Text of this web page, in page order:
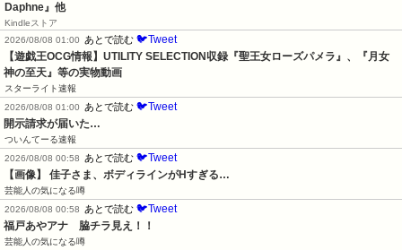
Daphne』他
Kindleストア
2026/08/08 01:00
あとで読む 🐦Tweet
【遊戯王OCG情報】UTILITY SELECTION収録『聖王女ローズパメラ』、『月女
神の至天』等の実物動画
スターライト速報
2026/08/08 01:00
あとで読む 🐦Tweet
開示請求が届いた…
ついんてーる速報
2026/08/08 00:58
あとで読む 🐦Tweet
【画像】 佳子さま、ボディラインがHすぎる…
芸能人の気になる噂
2026/08/08 00:58
あとで読む 🐦Tweet
福戸あやアナ　脇チラ見え！！
芸能人の気になる噂